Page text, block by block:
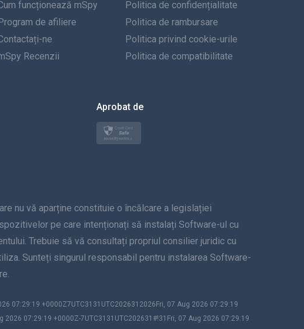
Portugheză
Italiană
Türkçe
Norsk
Svenska
Dansk
funcționează mSpy
Program de afiliere
ne
Recenzii
Politica de confidențialitate
Politica de rambursare
Politica privind cookie-urile
Politica de compatibilitate
Aprobat de
nu vă aparține constituie o încălcare a legislației
pe care intenționați să instalați Software-ul cu
Trebuie să vă consultați propriul consilier juridic cu
Sunteți singurul responsabil pentru instalarea Software-
07:29:19 +0000Z7UTC3131UTC2026312026Fri, 07 Aug 2026 07:29:19
07:29:19 +0000Z-7UTC3131UTC202631#!31Fri, 07 Aug 2026 07:29:19